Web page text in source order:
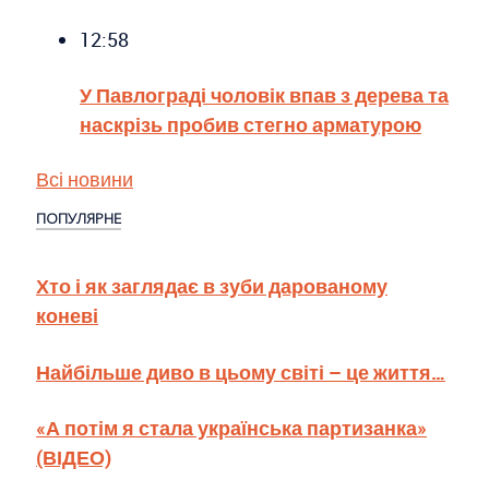
12:58
У Павлограді чоловік впав з дерева та
наскрізь пробив стегно арматурою
Всі новини
ПОПУЛЯРНЕ
Хто і як заглядає в зуби дарованому
коневі
Найбільше диво в цьому світі – це життя…
«А потім я стала українська партизанка»
(ВІДЕО)